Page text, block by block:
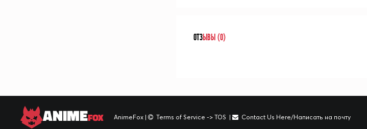
ОТЗЫВЫ (0)
ANIMEFOX AnimeFox | Terms of Service -> TOS | Contact Us Here/Написать на почту